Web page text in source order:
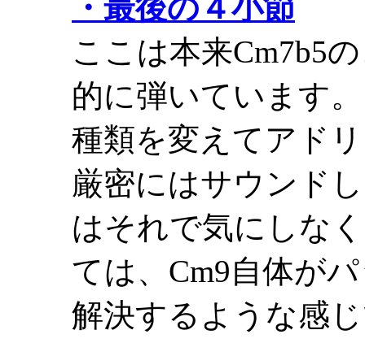
・最後の４小節
ここは本来Cm7b5
的に弾いています
種類を変えてアド
厳密にはサウンド
はそれで気にしな
ては、Cm9自体が
解決するような感